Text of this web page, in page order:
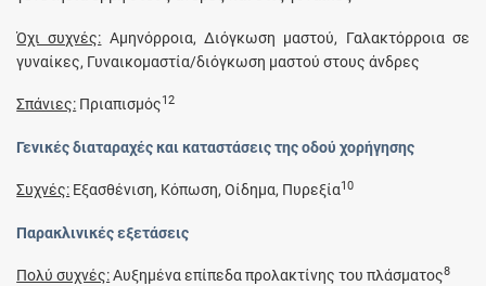
Όχι συχνές: Αμηνόρροια, Διόγκωση μαστού, Γαλακτόρροια σε
γυναίκες, Γυναικομαστία/διόγκωση μαστού στους άνδρες
Σπάνιες: Πριαπισμός12
Γενικές διαταραχές και καταστάσεις της οδού χορήγησης
Συχνές: Εξασθένιση, Κόπωση, Οίδημα, Πυρεξία10
Παρακλινικές εξετάσεις
Πολύ συχνές:Αυξημένα επίπεδα προλακτίνης του πλάσματος8